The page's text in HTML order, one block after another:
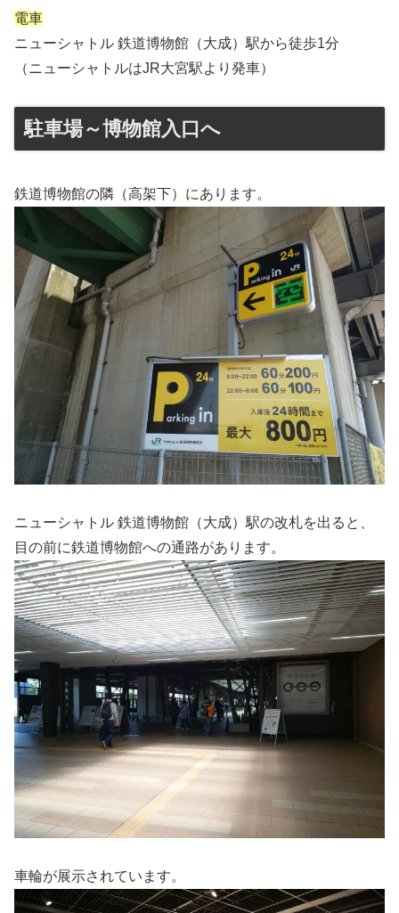
電車
ニューシャトル 鉄道博物館（大成）駅から徒歩1分
（ニューシャトルはJR大宮駅より発車）
駐車場～博物館入口へ
鉄道博物館の隣（高架下）にあります。
ニューシャトル 鉄道博物館（大成）駅の改札を出ると、
目の前に鉄道博物館への通路があります。
車輪が展示されています。